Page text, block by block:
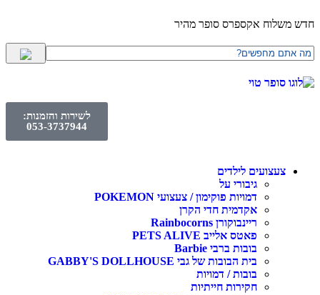
חדש משלוח אקספרס סופר מהיר
לשירות והזמנות:
053-3737944
צעצועים לילדים
גיבורי על
דמויות פוקימון / צעצועי POKEMON
אקדמית חדי הקרן
ריינבוקורן Rainbocorns
פאטס אלייב PETS ALIVE
בובות ברבי Barbie
בית הבובות של גבי GABBY'S DOLLHOUSE
בובות / דמויות
חקירות חייתיות